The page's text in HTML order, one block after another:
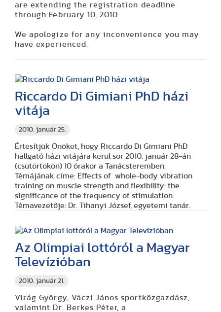
are extending the registration deadline
through February 10, 2010.
We apologize for any inconvenience you may
have experienced.
2010. január 25.
Riccardo Di Gimiani PhD házi
vitája
Értesítjük Önöket, hogy Riccardo Di Gimiani PhD
hallgató házi vitájára kerül sor 2010. január 28-án
(csütörtökön) 10 órakor a Tanácsteremben.
Témájának címe: Effects of whole-body vibration
training on muscle strength and flexibility: the
significance of the frequency of stimulation.
Témavezetője: Dr. Tihanyi József, egyetemi tanár.
2010. január 21.
Az Olimpiai lottóról a Magyar
Televízióban
Virág György, Váczi János sportközgazdász,
valamint Dr. Berkes Péter, a